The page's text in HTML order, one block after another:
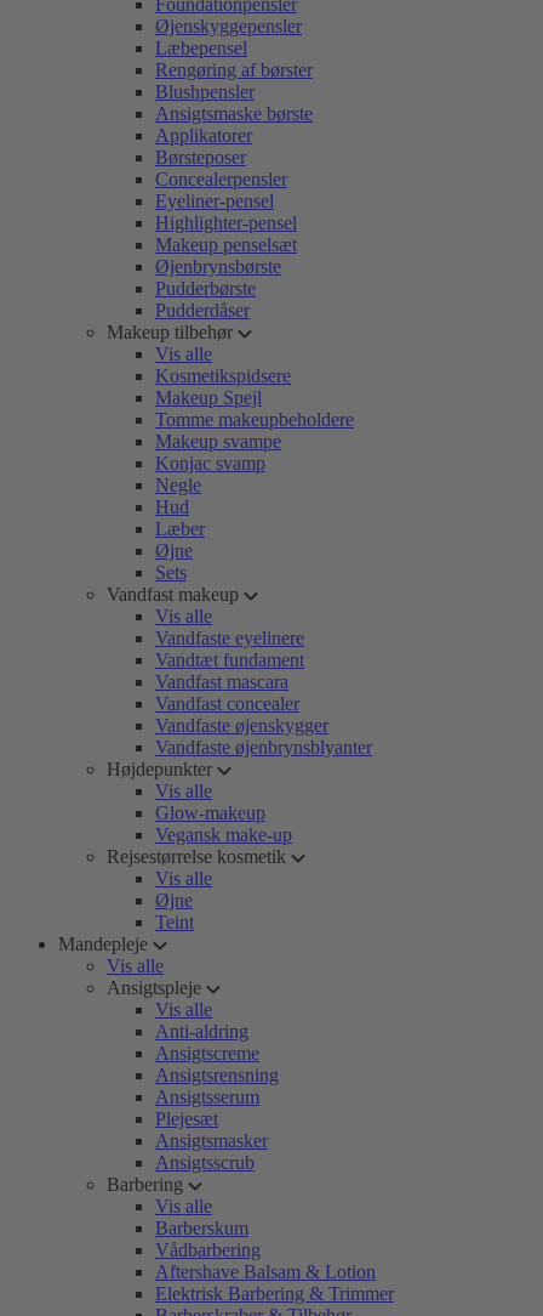
Foundationpensler
Øjenskyggepensler
Læbepensel
Rengøring af børster
Blushpensler
Ansigtsmaske børste
Applikatorer
Børsteposer
Concealerpensler
Eyeliner-pensel
Highlighter-pensel
Makeup penselsæt
Øjenbrynsbørste
Pudderbørste
Pudderdåser
Makeup tilbehør
Vis alle
Kosmetikspidsere
Makeup Spejl
Tomme makeupbeholdere
Makeup svampe
Konjac svamp
Negle
Hud
Læber
Øjne
Sets
Vandfast makeup
Vis alle
Vandfaste eyelinere
Vandtæt fundament
Vandfast mascara
Vandfast concealer
Vandfaste øjenskygger
Vandfaste øjenbrynsblyanter
Højdepunkter
Vis alle
Glow-makeup
Vegansk make-up
Rejsestørrelse kosmetik
Vis alle
Øjne
Teint
Mandepleje
Vis alle
Ansigtspleje
Vis alle
Anti-aldring
Ansigtscreme
Ansigtsrensning
Ansigtsserum
Plejesæt
Ansigtsmasker
Ansigtsscrub
Barbering
Vis alle
Barberskum
Vådbarbering
Aftershave Balsam & Lotion
Elektrisk Barbering & Trimmer